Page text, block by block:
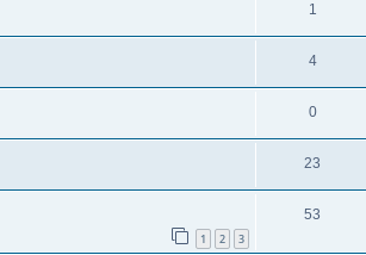
1
4
0
23
1 2 3
53